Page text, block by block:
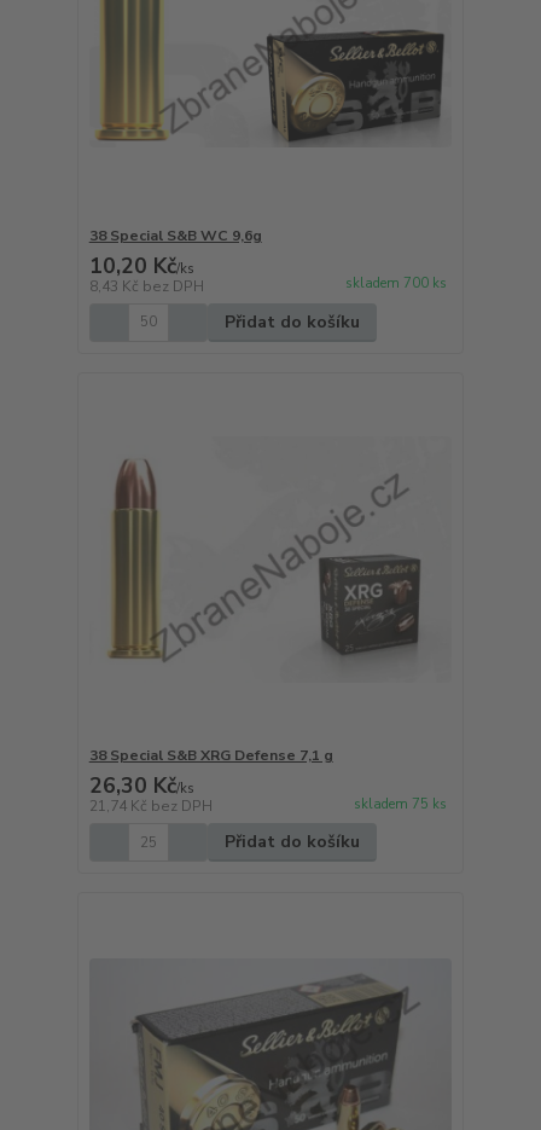
38 Special S&B WC 9,6g
10,20 Kč/ks
8,43 Kč bez DPH skladem 700 ks
Přidat do košíku
38 Special S&B XRG Defense 7,1 g
26,30 Kč/ks
21,74 Kč bez DPH skladem 75 ks
Přidat do košíku